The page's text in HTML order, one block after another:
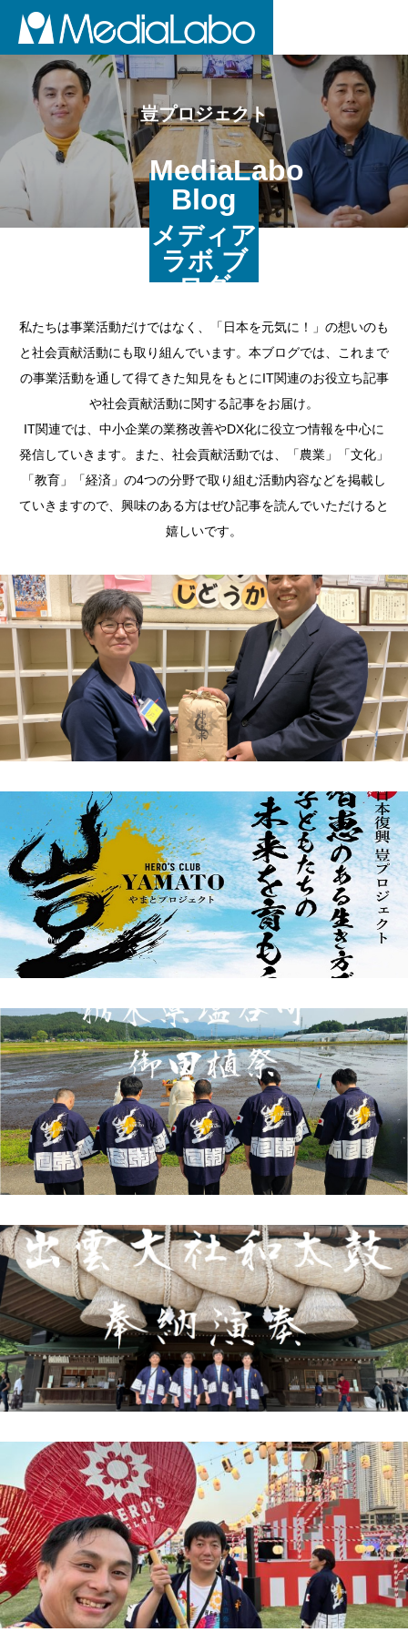
豈プロジェクト
MediaLabo
Blog
メディア
ラボ ブ
ログ
私たちは事業活動だけではなく、「日本を元気に！」の想いのも
と社会貢献活動にも取り組んでいます。本ブログでは、これまで
の事業活動を通して得てきた知見をもとにIT関連のお役立ち記事
や社会貢献活動に関する記事をお届け。
IT関連では、中小企業の業務改善やDX化に役立つ情報を中心に
発信していきます。また、社会貢献活動では、「農業」「文化」
「教育」「経済」の4つの分野で取り組む活動内容などを掲載し
ていきますので、興味のある方はぜひ記事を読んでいただけると
嬉しいです。